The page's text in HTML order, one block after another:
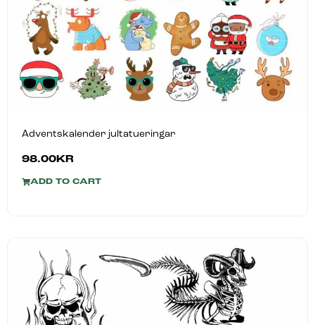
Adventskalender jultatueringar
98.00KR
ADD TO CART